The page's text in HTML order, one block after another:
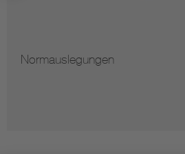
Normauslegungen